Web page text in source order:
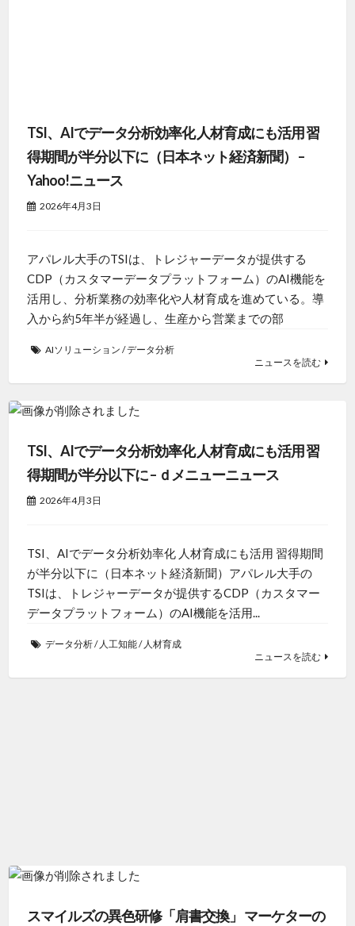
TSI、AIでデータ分析効率化 人材育成にも活用 習
得期間が半分以下に（日本ネット経済新聞） –
Yahoo!ニュース
2026年4月3日
アパレル大手のTSIは、トレジャーデータが提供する
CDP（カスタマーデータプラットフォーム）のAI機能を
活用し、分析業務の効率化や人材育成を進めている。導
入から約5年半が経過し、生産から営業までの部
AIソリューション /データ分析
ニュースを読む
TSI、AIでデータ分析効率化 人材育成にも活用 習
得期間が半分以下に – ｄメニューニュース
2026年4月3日
TSI、AIでデータ分析効率化 人材育成にも活用 習得期間
が半分以下に（日本ネット経済新聞）アパレル大手の
TSIは、トレジャーデータが提供するCDP（カスタマー
データプラットフォーム）のAI機能を活用...
データ分析/ 人工知能/ 人材育成
ニュースを読む
スマイルズの異色研修「肩書交換」 マーケターの